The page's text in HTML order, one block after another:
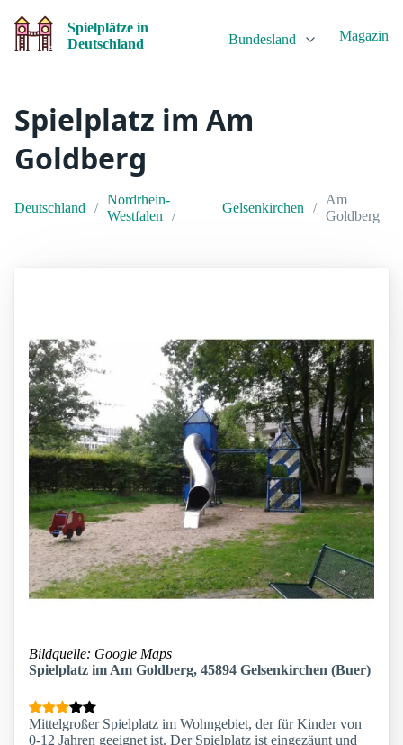
Spielplätze in
Deutschland
Bundesland Magazin
Spielplatz im Am
Goldberg
Deutschland
Nordrhein-
Westfalen
Gelsenkirchen
Am
Goldberg
Bildquelle: Google Maps
Spielplatz im Am Goldberg, 45894 Gelsenkirchen (Buer)
Mittelgroßer Spielplatz im Wohngebiet, der für Kinder von
0-12 Jahren geeignet ist. Der Spielplatz ist eingezäunt und